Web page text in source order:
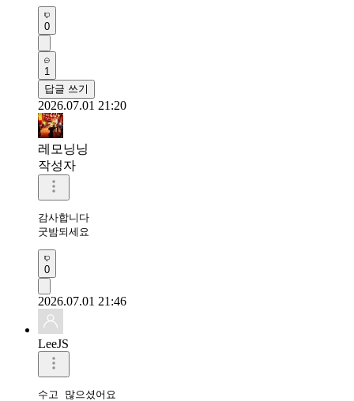
0
1
답글 쓰기
2026.07.01 21:20
레모닝닝
작성자
감사합니다
굿밤되세요
0
2026.07.01 21:46
LeeJS
수고 많으셨어요